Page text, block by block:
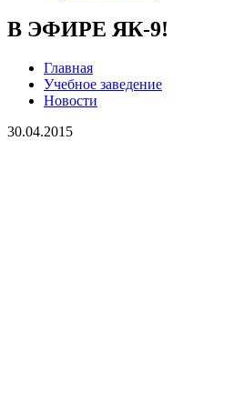
В ЭФИРЕ ЯК-9!
Главная
Учебное заведение
Новости
30.04.2015